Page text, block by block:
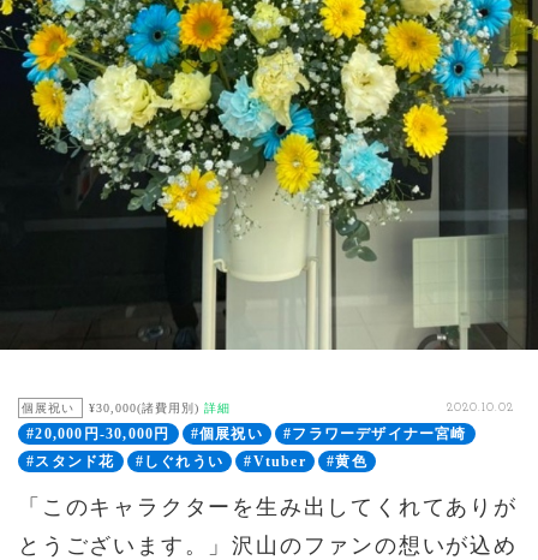
個展祝い ¥30,000(諸費用別) 詳細 2020.10.02
#20,000円-30,000円 #個展祝い
#フラワーデザイナー宮崎
#スタンド花
#しぐれうい #Vtuber #黄色
「このキャラクターを生み出してくれてありが
とうございます。」沢山のファンの想いが込め